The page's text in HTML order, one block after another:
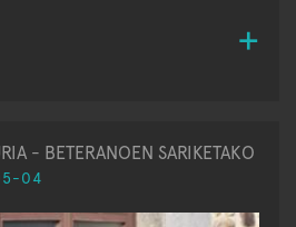
- BETERANOEN SARIKETAKO
04